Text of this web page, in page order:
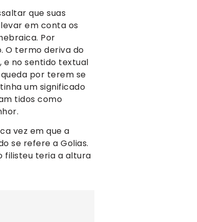
que suas
em conta os
Por
O termo deriva do
e no sentido textual
por terem se
um significado
tidos como
vez em que a
se refere a Golias.
filisteu teria a altura